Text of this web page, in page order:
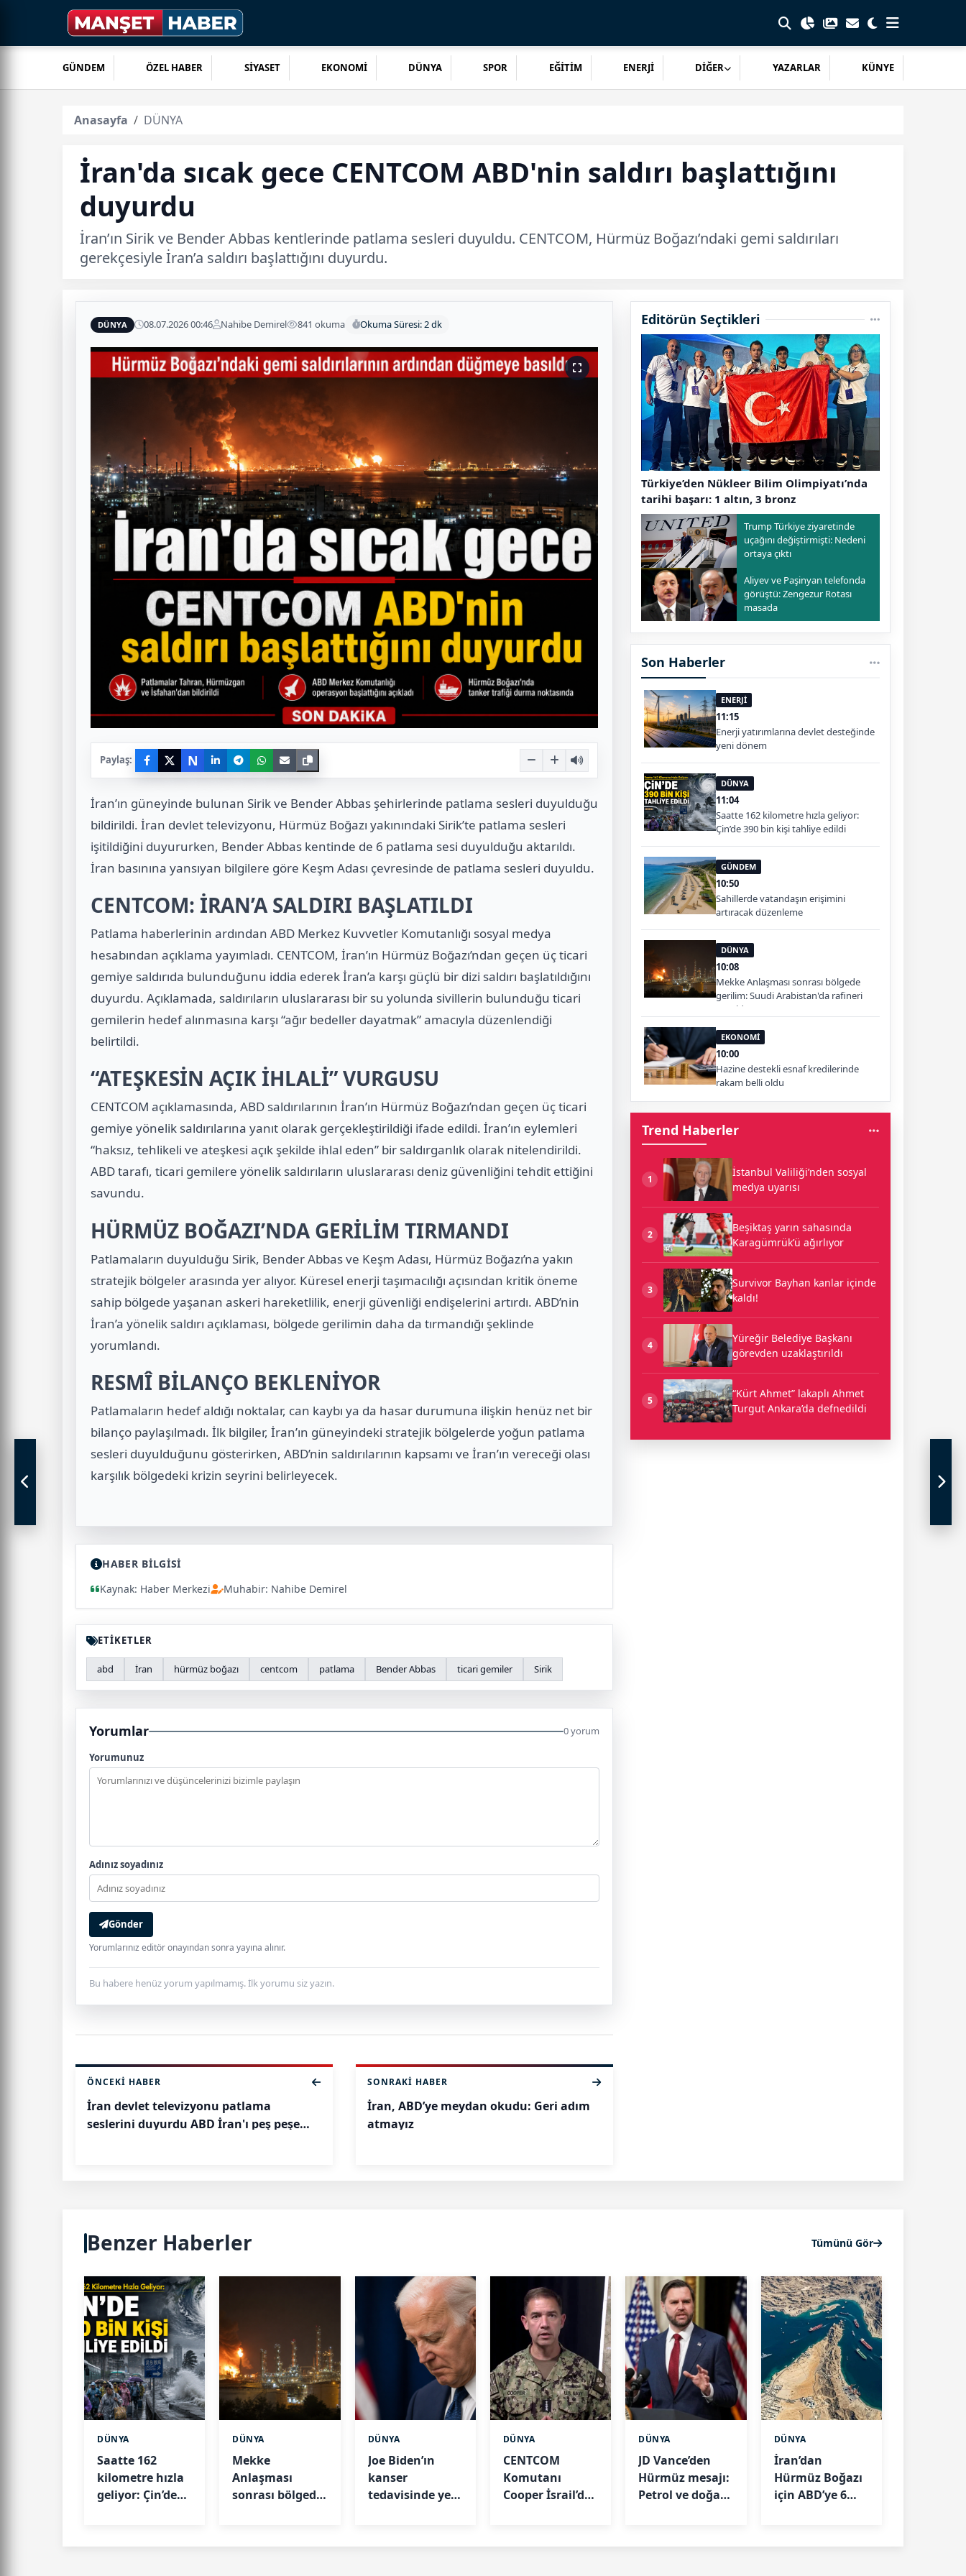
GÜNDEM ÖZEL HABER SİYASET EKONOMİ DÜNYA SPOR EĞİTİM ENERJİ DİĞER YAZARLAR KÜNYE
Anasayfa DÜNYA
İran'da sıcak gece CENTCOM ABD'nin saldırı başlattığını
duyurdu
İran’ın Sirik ve Bender Abbas kentlerinde patlama sesleri duyuldu. CENTCOM, Hürmüz Boğazı’ndaki gemi saldırıları
gerekçesiyle İran’a saldırı başlattığını duyurdu.
DÜNYA 08.07.2026 00:46 Nahibe Demirel 841 okuma Okuma Süresi: 2 dk
Paylaş: N
İran’ın güneyinde bulunan Sirik ve Bender Abbas şehirlerinde patlama sesleri duyulduğu
bildirildi. İran devlet televizyonu, Hürmüz Boğazı yakınındaki Sirik’te patlama sesleri
işitildiğini duyururken, Bender Abbas kentinde de 6 patlama sesi duyulduğu aktarıldı.
İran basınına yansıyan bilgilere göre Keşm Adası çevresinde de patlama sesleri duyuldu.
CENTCOM: İRAN’A SALDIRI BAŞLATILDI
Patlama haberlerinin ardından ABD Merkez Kuvvetler Komutanlığı sosyal medya
hesabından açıklama yayımladı. CENTCOM, İran’ın Hürmüz Boğazı’ndan geçen üç ticari
gemiye saldırıda bulunduğunu iddia ederek İran’a karşı güçlü bir dizi saldırı başlatıldığını
duyurdu. Açıklamada, saldırıların uluslararası bir su yolunda sivillerin bulunduğu ticari
gemilerin hedef alınmasına karşı “ağır bedeller dayatmak” amacıyla düzenlendiği
belirtildi.
“ATEŞKESİN AÇIK İHLALİ” VURGUSU
CENTCOM açıklamasında, ABD saldırılarının İran’ın Hürmüz Boğazı’ndan geçen üç ticari
gemiye yönelik saldırılarına yanıt olarak gerçekleştirildiği ifade edildi. İran’ın eylemleri
“haksız, tehlikeli ve ateşkesi açık şekilde ihlal eden” bir saldırganlık olarak nitelendirildi.
ABD tarafı, ticari gemilere yönelik saldırıların uluslararası deniz güvenliğini tehdit ettiğini
savundu.
HÜRMÜZ BOĞAZI’NDA GERİLİM TIRMANDI
Patlamaların duyulduğu Sirik, Bender Abbas ve Keşm Adası, Hürmüz Boğazı’na yakın
stratejik bölgeler arasında yer alıyor. Küresel enerji taşımacılığı açısından kritik öneme
sahip bölgede yaşanan askeri hareketlilik, enerji güvenliği endişelerini artırdı. ABD’nin
İran’a yönelik saldırı açıklaması, bölgede gerilimin daha da tırmandığı şeklinde
yorumlandı.
RESMÎ BİLANÇO BEKLENİYOR
Patlamaların hedef aldığı noktalar, can kaybı ya da hasar durumuna ilişkin henüz net bir
bilanço paylaşılmadı. İlk bilgiler, İran’ın güneyindeki stratejik bölgelerde yoğun patlama
sesleri duyulduğunu gösterirken, ABD’nin saldırılarının kapsamı ve İran’ın vereceği olası
karşılık bölgedeki krizin seyrini belirleyecek.
HABER BİLGİSİ
Kaynak: Haber Merkezi
Muhabir: Nahibe Demirel
ETİKETLER
abd İran hürmüz boğazı centcom patlama Bender Abbas ticari gemiler Sirik
Yorumlar 0 yorum
Yorumunuz
Adınız soyadınız
Gönder
Yorumlarınız editör onayından sonra yayına alınır.
Bu habere henüz yorum yapılmamış. İlk yorumu siz yazın.
ÖNCEKI HABER
İran devlet televizyonu patlama
seslerini duyurdu ABD İran'ı peş peşe
SONRAKI HABER
İran, ABD’ye meydan okudu: Geri adım
atmayız
Editörün Seçtikleri
Türkiye’den Nükleer Bilim Olimpiyatı’nda
tarihi başarı: 1 altın, 3 bronz
Trump Türkiye ziyaretinde
uçağını değiştirmişti: Nedeni
ortaya çıktı
Aliyev ve Paşinyan telefonda
görüştü: Zengezur Rotası
masada
Son Haberler
ENERJİ
11:15
Enerji yatırımlarına devlet desteğinde
yeni dönem
DÜNYA
11:04
Saatte 162 kilometre hızla geliyor:
Çin’de 390 bin kişi tahliye edildi
GÜNDEM
10:50
Sahillerde vatandaşın erişimini
artıracak düzenleme
DÜNYA
10:08
Mekke Anlaşması sonrası bölgede
gerilim: Suudi Arabistan'da rafineri
vuruldu
EKONOMİ
10:00
Hazine destekli esnaf kredilerinde
rakam belli oldu
Trend Haberler
1
İstanbul Valiliği’nden sosyal
medya uyarısı
2
Beşiktaş yarın sahasında
Karagümrük’ü ağırlıyor
3
Survivor Bayhan kanlar içinde
kaldı!
4
Yüreğir Belediye Başkanı
görevden uzaklaştırıldı
5
“Kürt Ahmet” lakaplı Ahmet
Turgut Ankara’da defnedildi
Benzer Haberler Tümünü Gör
DÜNYA
Saatte 162
kilometre hızla
geliyor: Çin’de
DÜNYA
Mekke
Anlaşması
sonrası bölgede
DÜNYA
Joe Biden’ın
kanser
tedavisinde yeni
DÜNYA
CENTCOM
Komutanı
Cooper İsrail’de:
DÜNYA
JD Vance’den
Hürmüz mesajı:
Petrol ve doğal
DÜNYA
İran’dan
Hürmüz Boğazı
için ABD’ye 6